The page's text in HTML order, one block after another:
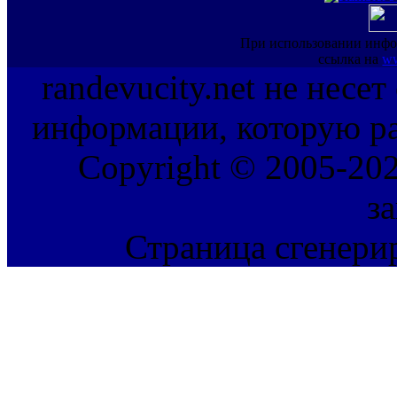
При использовании
ссылка на
randevucity.net не несет
информации, которую
Copyright © 2005-
Страница